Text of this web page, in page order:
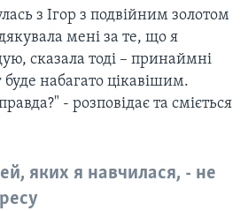
з Ігор з подвійним золотом
мені за те, що я
сказала тоді – принаймні
набагато цікавішим.
- розповідає та сміється
яких я навчилася, - не